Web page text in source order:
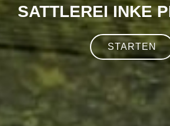
SATTLEREI INKE
STARTEN